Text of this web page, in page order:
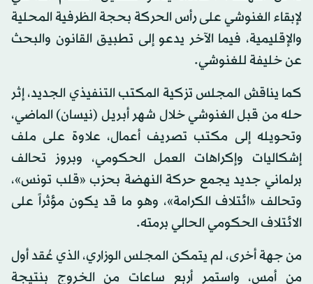
لإبقاء الغنوشي على رأس الحركة بحجة الظرفية المحلية
والإقليمية، فيما الآخر يدعو إلى تطبيق القانون والبحث
عن خليفة للغنوشي.
كما يناقش المجلس تزكية المكتب التنفيذي الجديد، إثر
حله من قبل الغنوشي خلال شهر أبريل (نيسان) الماضي،
وتحويله إلى مكتب تصريف أعمال، علاوة على ملف
إشكاليات وإكراهات العمل الحكومي، وبروز تحالف
برلماني جديد يجمع حركة النهضة بحزب «قلب تونس»،
وتحالف «ائتلاف الكرامة»، وهو ما قد يكون مؤثراً على
الائتلاف الحكومي الحالي برمته.
من جهة أخرى، لم يتمكن المجلس الوزاري، الذي عُقد أول
من أمس، واستمر أربع ساعات من الخروج بنتيجة